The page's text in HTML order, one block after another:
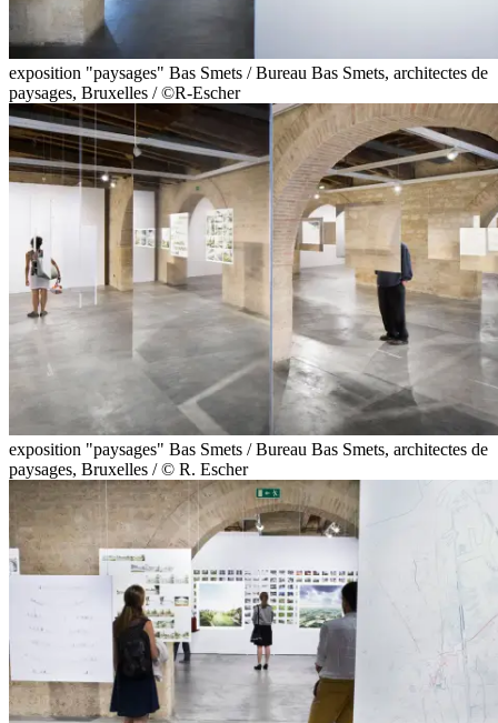
exposition "paysages" Bas Smets / Bureau Bas Smets, architectes de
paysages, Bruxelles / ©R-Escher
exposition "paysages" Bas Smets / Bureau Bas Smets, architectes de
paysages, Bruxelles / © R. Escher